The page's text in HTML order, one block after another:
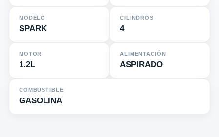
MODELO
SPARK
CILINDROS
4
MOTOR
1.2L
ALIMENTACIÓN
ASPIRADO
COMBUSTIBLE
GASOLINA